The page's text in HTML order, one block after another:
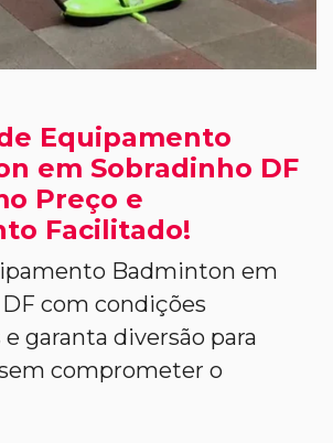
Equipamento
em Sobradinho DF
Preço e
Facilitado!
Badminton em
com condições
garanta diversão para
comprometer o